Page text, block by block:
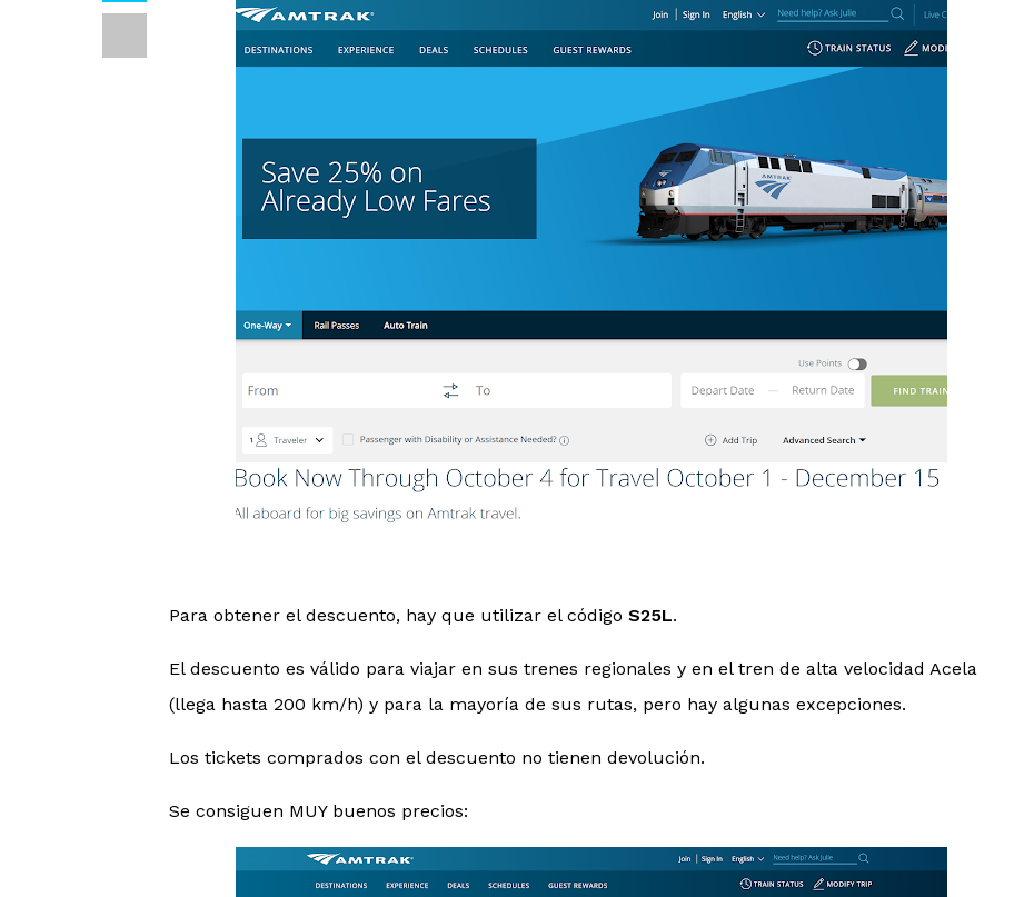
Para obtener el descuento, hay que utilizar el código S25L.
El descuento es válido para viajar en sus trenes regionales y en el tren de alta velocidad Acela
(llega hasta 200 km/h) y para la mayoría de sus rutas, pero hay algunas excepciones.
Los tickets comprados con el descuento no tienen devolución.
Se consiguen MUY buenos precios: